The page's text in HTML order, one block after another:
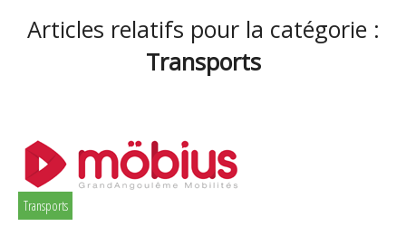
Articles relatifs pour la catégorie :
Transports
Transports